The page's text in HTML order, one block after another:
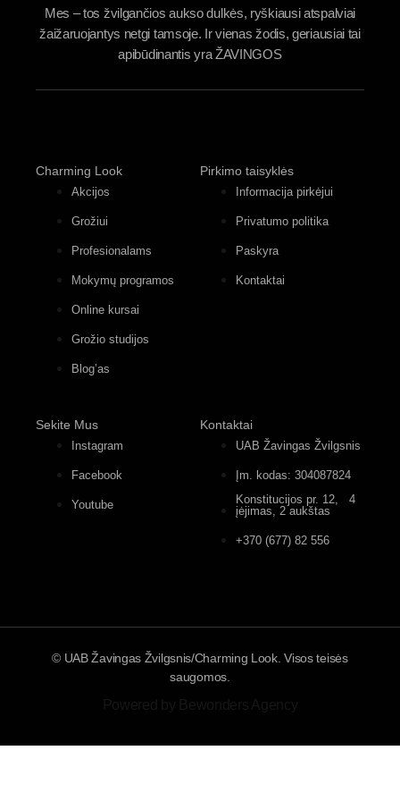
Mes – tos žvilgančios aukso dulkės, ryškiausi atspalviai
žaižaruojantys netgi tamsoje. Ir vienas žodis, geriausiai tai
apibūdinantis yra ŽAVINGOS
Charming Look
Akcijos
Grožiui
Profesionalams
Mokymų programos
Online kursai
Grožio studijos
Blog’as
Pirkimo taisyklės
Informacija pirkėjui
Privatumo politika
Paskyra
Kontaktai
Sekite Mus
Instagram
Facebook
Youtube
Kontaktai
UAB Žavingas Žvilgsnis
Įm. kodas: 304087824
Konstitucijos pr. 12, 4
įėjimas, 2 aukštas
+370 (677) 82 556
© UAB Žavingas Žvilgsnis/Charming Look. Visos teisės
saugomos.
Powered by Bewonders Agency